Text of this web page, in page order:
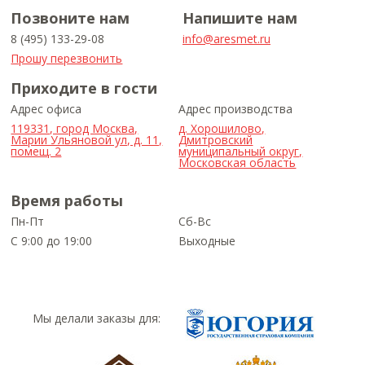
Позвоните нам
8 (495) 133-29-08
Прошу перезвонить
Напишите нам
info@aresmet.ru
Приходите в гости
Адрес офиса
119331, город Москва,
Марии Ульяновой ул, д. 11,
помещ. 2
Адрес производства
д. Хорошилово,
Дмитровский
муниципальный округ,
Московская область
Время работы
Пн-Пт
С 9:00 до 19:00
Сб-Вс
Выходные
Мы делали заказы для: